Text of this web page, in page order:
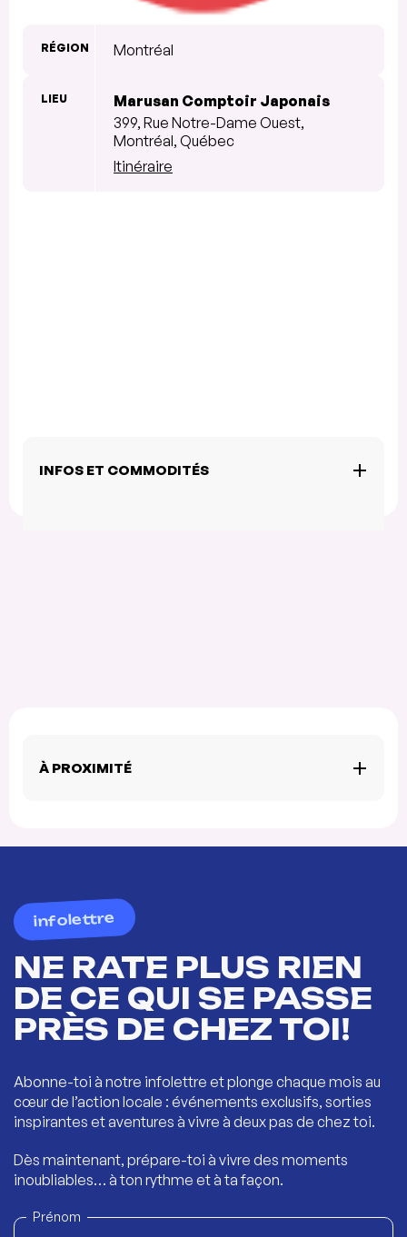
RÉGION Montréal
LIEU
Marusan Comptoir Japonais
399, Rue Notre-Dame Ouest,
Montréal, Québec
Itinéraire
INFOS ET COMMODITÉS
À PROXIMITÉ
infolettre
NE RATE PLUS RIEN
DE CE QUI SE PASSE
PRÈS DE CHEZ TOI!
Abonne-toi à notre infolettre et plonge chaque mois au
cœur de l’action locale : événements exclusifs, sorties
inspirantes et aventures à vivre à deux pas de chez toi.
Dès maintenant, prépare-toi à vivre des moments
inoubliables… à ton rythme et à ta façon.
Prénom